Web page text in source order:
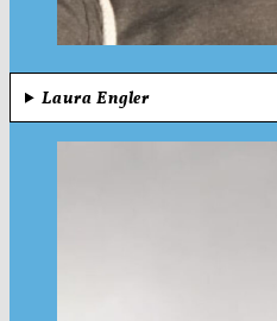
Laura Engler